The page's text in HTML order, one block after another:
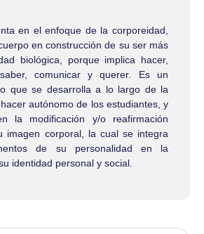
en el enfoque de la corporeidad,
en construcción de su ser más
biológica, porque implica hacer,
comunicar y querer. Es un
que se desarrolla a lo largo de la
autónomo de los estudiantes, y
la modificación y/o reafirmación
imagen corporal, la cual se integra
de su personalidad en la
identidad personal y social.